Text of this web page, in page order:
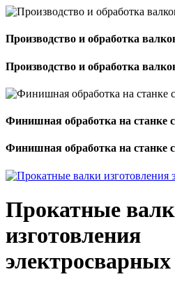
Производство и обработка
Производство и обработка
Финишная обработка на станке
Финишная обработка на станке
Прокатные
изготовления
электросварных